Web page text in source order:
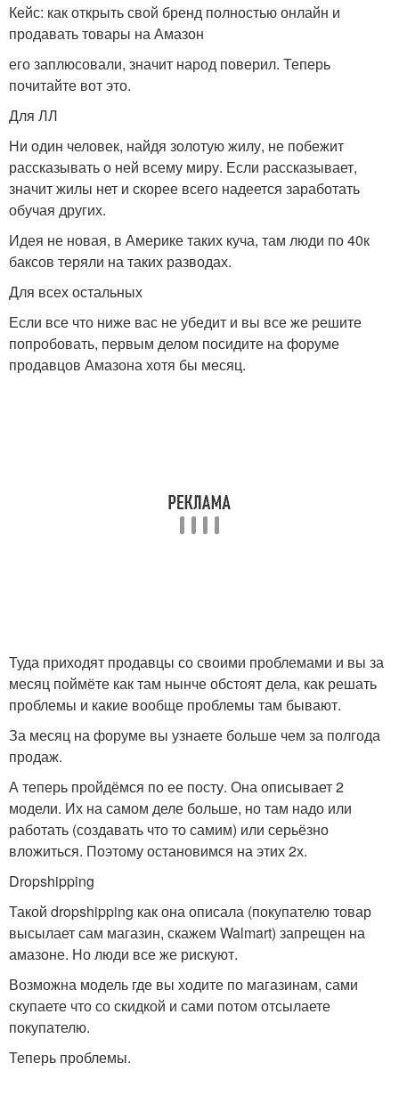
Кейс: как открыть свой бренд полностью онлайн и
продавать товары на Амазон
его заплюсовали, значит народ поверил. Теперь
почитайте вот это.
Для ЛЛ
Ни один человек, найдя золотую жилу, не побежит
рассказывать о ней всему миру. Если рассказывает,
значит жилы нет и скорее всего надеется заработать
обучая других.
Идея не новая, в Америке таких куча, там люди по 40к
баксов теряли на таких разводах.
Для всех остальных
Если все что ниже вас не убедит и вы все же решите
попробовать, первым делом посидите на форуме
продавцов Амазона хотя бы месяц.
Туда приходят продавцы со своими проблемами и вы за
месяц поймёте как там нынче обстоят дела, как решать
проблемы и какие вообще проблемы там бывают.
За месяц на форуме вы узнаете больше чем за полгода
продаж.
А теперь пройдёмся по ее посту. Она описывает 2
модели. Их на самом деле больше, но там надо или
работать (создавать что то самим) или серьёзно
вложиться. Поэтому остановимся на этих 2х.
Dropshipping
Такой dropshipping как она описала (покупателю товар
высылает сам магазин, скажем Walmart) запрещен на
амазоне. Но люди все же рискуют.
Возможна модель где вы ходите по магазинам, сами
скупаете что со скидкой и сами потом отсылаете
покупателю.
Теперь проблемы.